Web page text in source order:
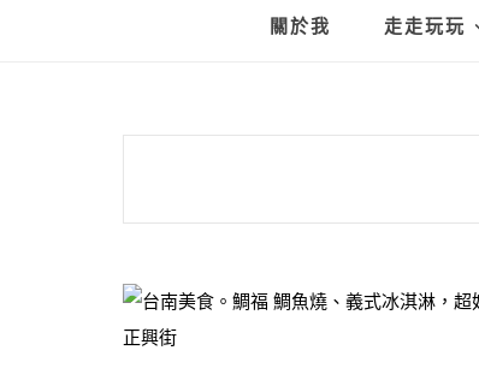
關於我 走走玩玩